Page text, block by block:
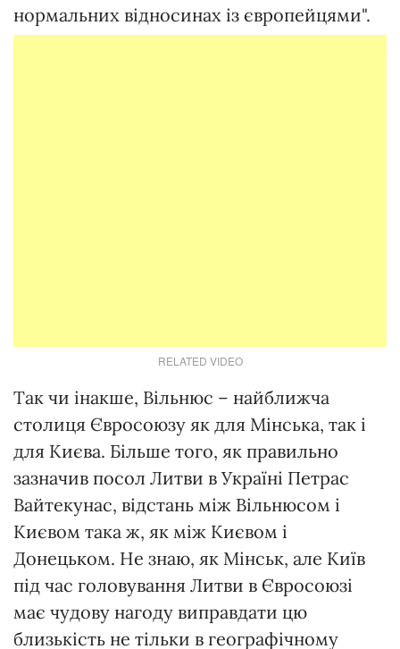
нормальних відносинах із європейцями".
RELATED VIDEO
Так чи інакше, Вільнюс – найближча
столиця Євросоюзу як для Мінська, так і
для Києва. Більше того, як правильно
зазначив посол Литви в Україні Петрас
Вайтекунас, відстань між Вільнюсом і
Києвом така ж, як між Києвом і
Донецьком. Не знаю, як Мінськ, але Київ
під час головування Литви в Євросоюзі
має чудову нагоду виправдати цю
близькість не тільки в географічному